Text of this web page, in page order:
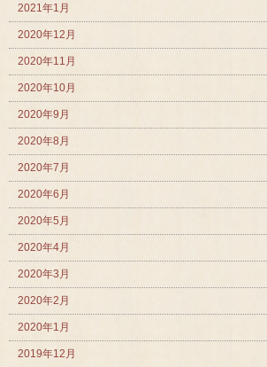
2021年1月
2020年12月
2020年11月
2020年10月
2020年9月
2020年8月
2020年7月
2020年6月
2020年5月
2020年4月
2020年3月
2020年2月
2020年1月
2019年12月